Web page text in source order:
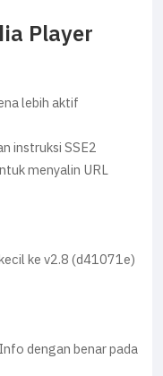
Player
lebih aktif
instruksi SSE2
menyalin URL
ke v2.8 (d41071e)
dengan benar pada